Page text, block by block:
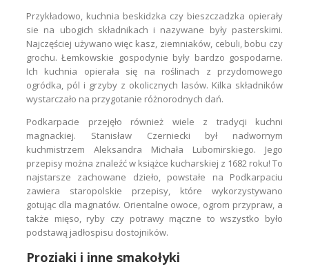
Przykładowo, kuchnia beskidzka czy bieszczadzka opierały
sie na ubogich składnikach i nazywane były pasterskimi.
Najczęściej używano więc kasz, ziemniaków, cebuli, bobu czy
grochu. Łemkowskie gospodynie były bardzo gospodarne.
Ich kuchnia opierała się na roślinach z przydomowego
ogródka, pól i grzyby z okolicznych lasów. Kilka składników
wystarczało na przygotanie różnorodnych dań.
Podkarpacie przejęło również wiele z tradycji kuchni
magnackiej. Stanisław Czerniecki był nadwornym
kuchmistrzem Aleksandra Michała Lubomirskiego. Jego
przepisy można znaleźć w książce kucharskiej z 1682 roku! To
najstarsze zachowane dzieło, powstałe na Podkarpaciu
zawiera staropolskie przepisy, które wykorzystywano
gotując dla magnatów. Orientalne owoce, ogrom przypraw, a
także mięso, ryby czy potrawy mączne to wszystko było
podstawą jadłospisu dostojników.
Proziaki i inne smakołyki